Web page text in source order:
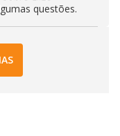
questões.